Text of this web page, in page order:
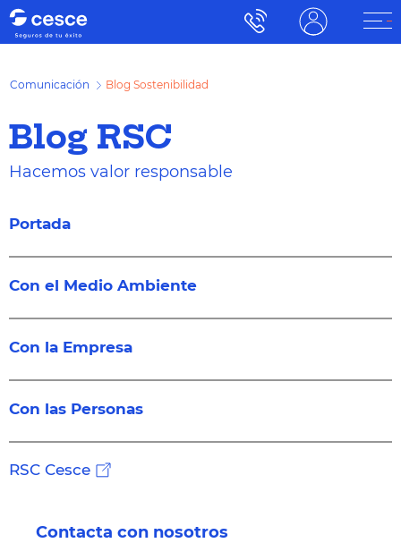
Comunicación Blog Sostenibilidad
Blog RSC
Hacemos valor responsable
Portada
Con el Medio Ambiente
Con la Empresa
Con las Personas
RSC Cesce
Contacta con nosotros